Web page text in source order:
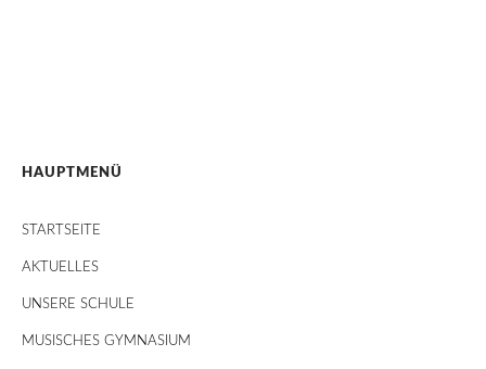
HAUPTMENÜ
STARTSEITE
AKTUELLES
UNSERE SCHULE
MUSISCHES GYMNASIUM